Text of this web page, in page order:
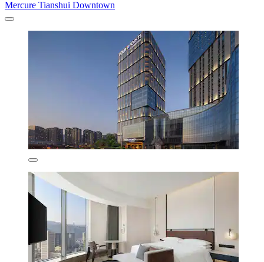
Mercure Tianshui Downtown